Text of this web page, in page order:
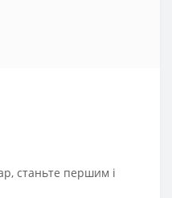
станьте першим і